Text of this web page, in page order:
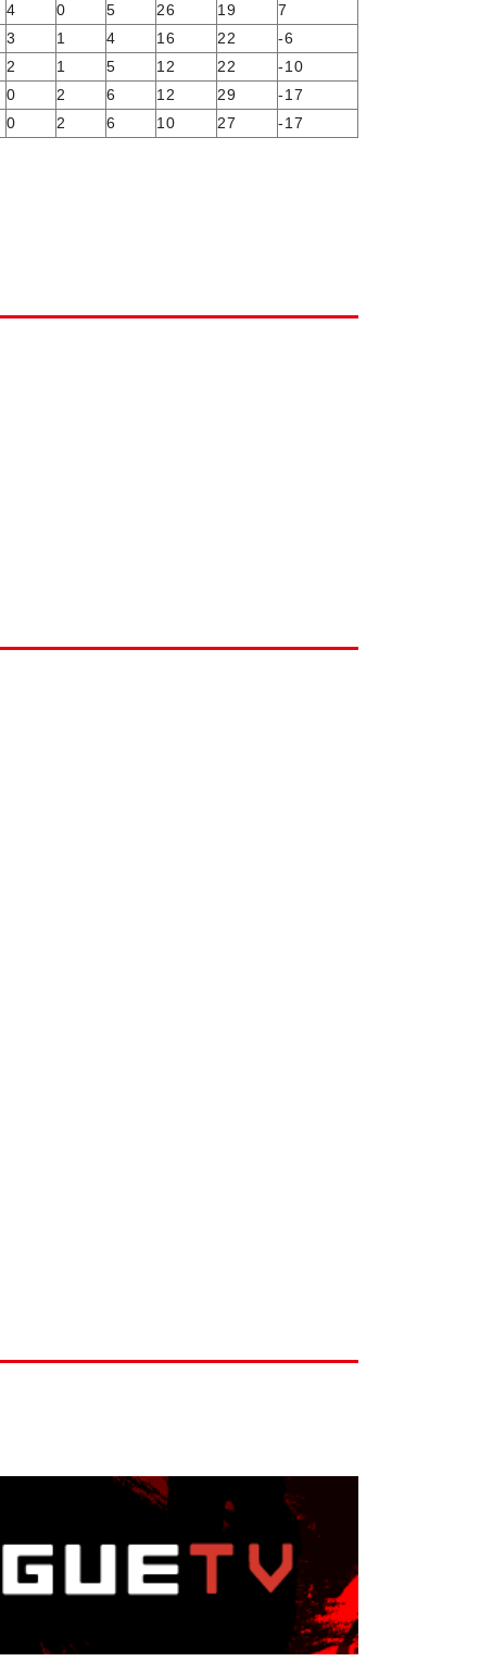
4 0 5 26 19
7
3 1 4 16 22
-6
2 1 5 12 22
-10
0 2 6 12 29
-17
0 2 6 10 27 -17